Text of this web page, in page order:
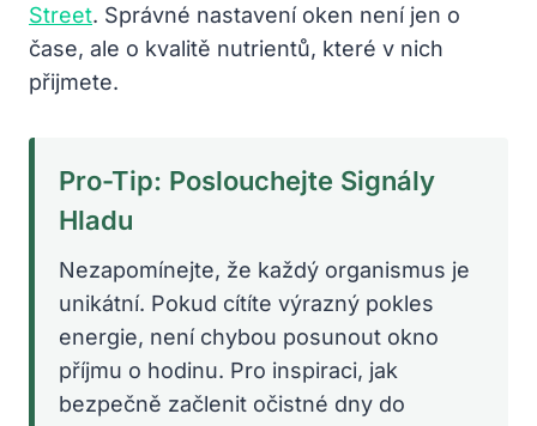
Street. Správné nastavení oken není jen o
čase, ale o kvalitě nutrientů, které v nich
přijmete.
Pro-Tip: Poslouchejte Signály
Hladu
Nezapomínejte, že každý organismus je
unikátní. Pokud cítíte výrazný pokles
energie, není chybou posunout okno
příjmu o hodinu. Pro inspiraci, jak
bezpečně začlenit očistné dny do